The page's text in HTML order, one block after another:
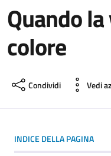
Quando
colore
Condividi Vedi
INDICE DELLA PAGINA